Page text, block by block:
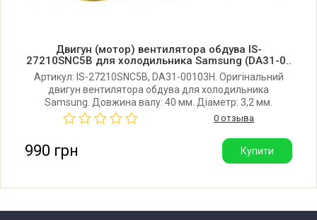
Samsung RL38ECSW1/HAC
Samsung RL38ECSW1/XEE
Samsung RL38ECSW1/XEN
Двигун (мотор) вентилятора обдува IS-
27210SNC5B для холодильника Samsung (DA31-0..
Артикул: IS-27210SNC5B, DA31-00103H. Оригінальний
двигун вентилятора обдува для холодильника
Samsung. Довжина валу: 40 мм. Діаметр: 3,2 мм.
0 отзыва
990 грн Купити